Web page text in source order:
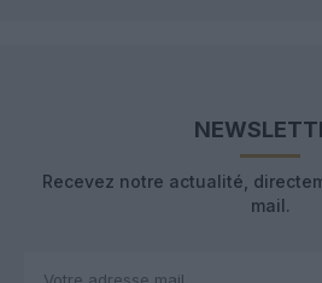
Recevez notre actualité,
mail.